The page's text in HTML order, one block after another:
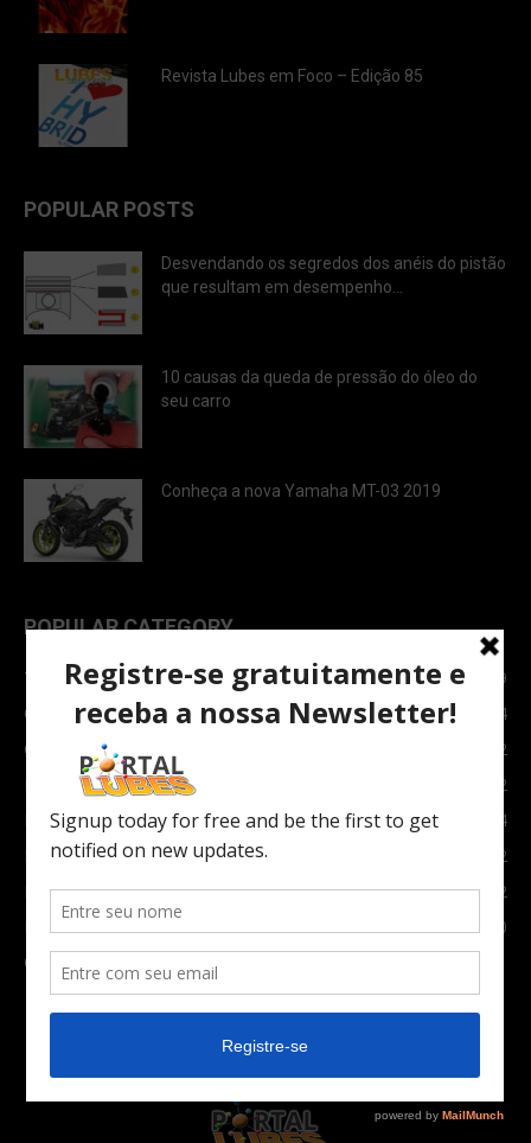
Revista Lubes em Foco – Edição 85
POPULAR POSTS
Desvendando os segredos dos anéis do pistão
que resultam em desempenho...
10 causas da queda de pressão do óleo do
seu carro
Conheça a nova Yamaha MT-03 2019
POPULAR CATEGORY
TOPNEWS
7089
Carro e Moto
3764
Carro
2082
Notícias
1852
Indústria
1024
Moto
972
Economia
672
Newsletter
630
Carros Verdes e Novas tecnologias automotivas